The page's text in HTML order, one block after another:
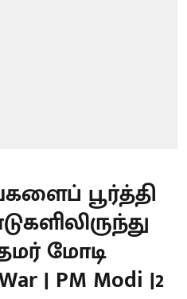
பூர்த்தி
மோடி
| PM Modi |2